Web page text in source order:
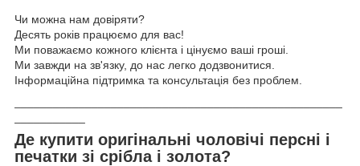
Чи можна нам довіряти?
Десять років працюємо для вас!
Ми поважаємо кожного клієнта і цінуємо ваші гроші.
Ми завжди на зв'язку, до нас легко додзвонитися.
Інформаційна підтримка та консультація без проблем.
Де купити оригінальні чоловічі персні і
печатки зі срібла і золота?